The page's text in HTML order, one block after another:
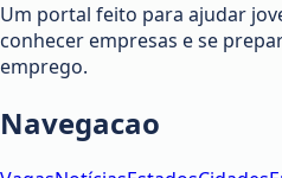
Um portal feito para ajudar
conhecer empresas e se
emprego.
Navegacao